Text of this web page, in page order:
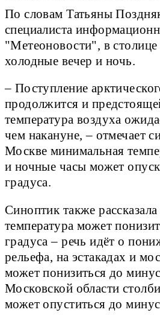
По словам Татьяны
специалиста
"Метеоновости", в
холодные вечер и ночь.
– Поступление
продолжится и
температура воздуха
чем накануне, – отмечает
Москве минимальная
и ночные часы может
градуса.
Синоптик также
температура может
градуса – речь идёт о
рельефа, на эстакадах и
может понизиться до
Московской области
может опуститься до